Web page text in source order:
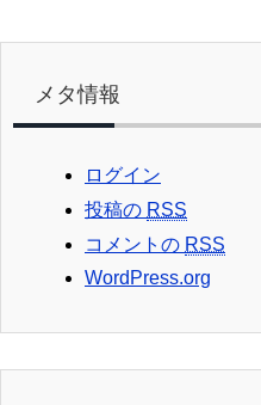
メタ情報
ログイン
投稿の RSS
コメントの RSS
WordPress.org